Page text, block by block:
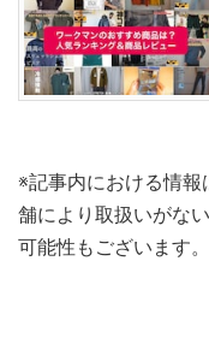
※記事内における情
舗により取扱いがな
可能性もございます